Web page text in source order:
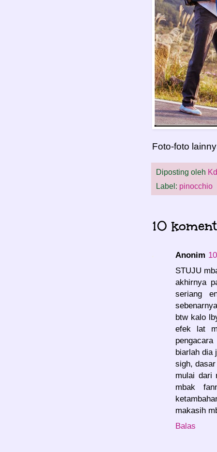
Foto-foto
Diposting oleh
Label: pinocchio
10
Anonim
STUJU
akhirnya
seriang
btw kalo
efek lat
biarlah dia
sigh,
mulai dari
mbak
makasih
Balas